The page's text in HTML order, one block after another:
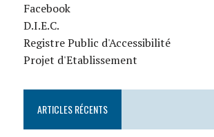
Facebook
D.I.E.C.
Registre Public d'Accessibilité
Projet d'Etablissement
ARTICLES RÉCENTS